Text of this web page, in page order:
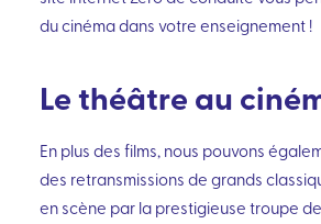
du cinéma dans votre enseignement !
Le théâtre au
En plus des films, nous pouvons
des retransmissions de grands
en scène par la prestigieuse troupe